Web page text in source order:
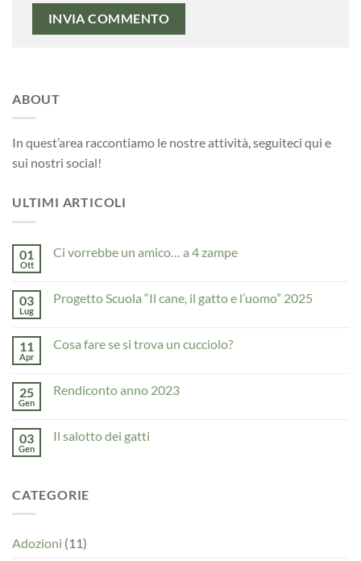
ABOUT
In quest’area raccontiamo le nostre attività, seguiteci qui e
sui nostri social!
ULTIMI ARTICOLI
01
Ott
Ci vorrebbe un amico… a 4 zampe
Ci
a
4
03
Lug
Progetto Scuola “Il cane, il gatto e l’uomo” 2025
Progetto
il
gatto
11
Apr
Cosa fare se si trova un cucciolo?
Cosa
trova
un
25
Gen
Rendiconto anno 2023
Rendiconto
03
Gen
Il salotto dei gatti
salotto
CATEGORIE
Adozioni (11)